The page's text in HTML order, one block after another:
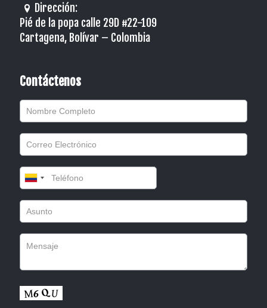
Dirección:
Pié de la popa calle 29D #22-109
Cartagena, Bolívar – Colombia
Contáctenos